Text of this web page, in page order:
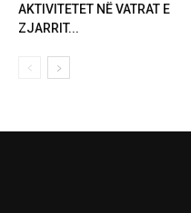
AKTIVITETET NË VATRAT E
ZJARRIT...